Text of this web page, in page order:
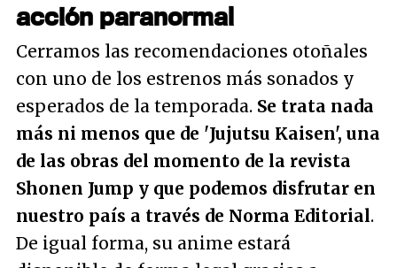
acción paranormal
Cerramos las recomendaciones otoñales
con uno de los estrenos más sonados y
esperados de la temporada. Se trata nada
más ni menos que de 'Jujutsu Kaisen', una
de las obras del momento de la revista
Shonen Jump y que podemos disfrutar en
nuestro país a través de Norma Editorial.
De igual forma, su anime estará